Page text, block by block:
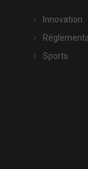
Innovation
Sports